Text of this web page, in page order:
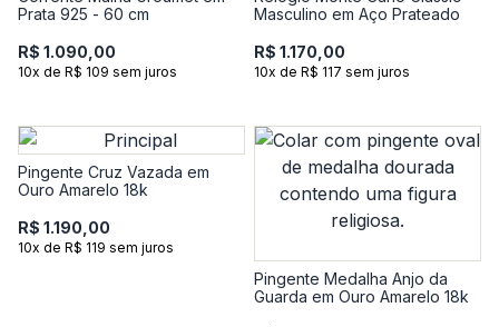
Prata 925 - 60 cm
R$ 1.090,00
10x de R$ 109 sem juros
Masculino em Aço Prateado
R$ 1.170,00
10x de R$ 117 sem juros
Pingente Cruz Vazada em
Ouro Amarelo 18k
R$ 1.190,00
10x de R$ 119 sem juros
Pingente Medalha Anjo da
Guarda em Ouro Amarelo 18k